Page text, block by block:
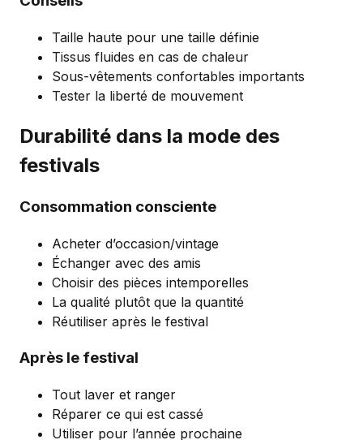
Taille haute pour une taille définie
Tissus fluides en cas de chaleur
Sous-vêtements confortables importants
Tester la liberté de mouvement
Durabilité dans la mode des
festivals
Consommation consciente
Acheter d’occasion/vintage
Échanger avec des amis
Choisir des pièces intemporelles
La qualité plutôt que la quantité
Réutiliser après le festival
Après le festival
Tout laver et ranger
Réparer ce qui est cassé
Utiliser pour l’année prochaine